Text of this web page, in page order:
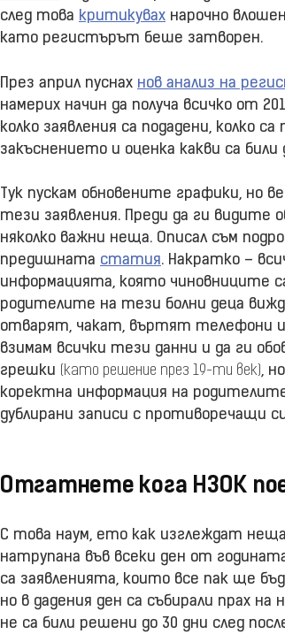
след това критикувах нарочно
като регистърът беше затворен.
През април пуснах нов анализ на
намерих начин да получа всичко от
колко заявления са подадени, колко
закъснението и оценка какви са
Тук пускам обновените графики, но
тези заявления. Преди да ги видите
няколко важни неща. Описал съм
предишната статия. Накратко –
информацията, която чиновниците
родителите на тези болни деца
отварят, чакат, въртят телефони и
взимам всички тези данни и да ги
грешки (като решение през 19-ти век),
коректна информация на
дублирани записи с противоречащи
Отгатнете кога НЗОК
С това наум, ето как изглеждат
натрупана във всеки ден от
са заявленията, които все пак ще
но в дадения ден са събирали прах
не са били решени до 30 дни след